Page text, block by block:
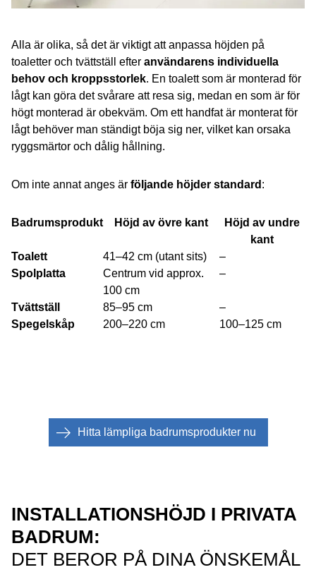
Alla är olika, så det är viktigt att anpassa höjden på
toaletter och tvättställ efter användarens individuella
behov och kroppsstorlek. En toalett som är monterad för
lågt kan göra det svårare att resa sig, medan en som är för
högt monterad är obekväm. Om ett handfat är monterat för
lågt behöver man ständigt böja sig ner, vilket kan orsaka
ryggsmärtor och dålig hållning.
Om inte annat anges är följande höjder standard :
Badrumsprodukt Höjd av övre kant
Höjd av undre
kant
Toalett
41–42 cm (utant sits)
–
Spolplatta
Centrum vid approx.
100 cm
–
Tvättställ 85–95 cm
–
Spegelskåp
200–220 cm 100–125 cm
Hitta lämpliga badrumsprodukter nu
INSTALLATIONSHÖJD I PRIVATA
BADRUM:
DET BEROR PÅ DINA ÖNSKEMÅL